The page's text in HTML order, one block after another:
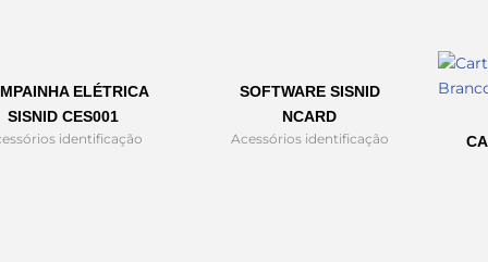
ELÉTRICA
SISNID CES001
identificação
SOFTWARE SISNID
NCARD
Acessórios identificação